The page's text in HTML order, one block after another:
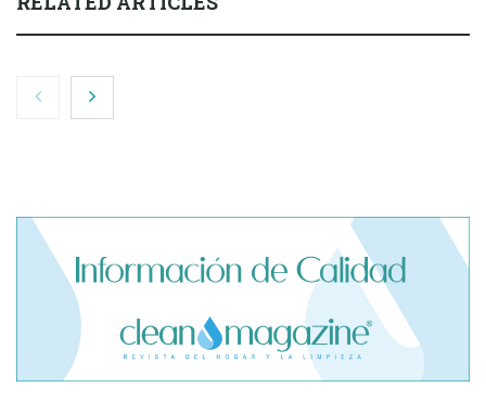
El cofundador de Noctorial adquiere Amadeux para